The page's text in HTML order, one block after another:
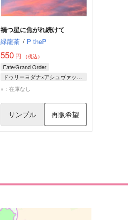
禍つ星に焦がれ続けて
緑龍茶 / P theP
550 円 （税込）
Fate/Grand Order
ドゥリーヨダナ×アシュヴァッターマン
ドゥリーヨダナ
×：在庫なし
サンプル 再販希望